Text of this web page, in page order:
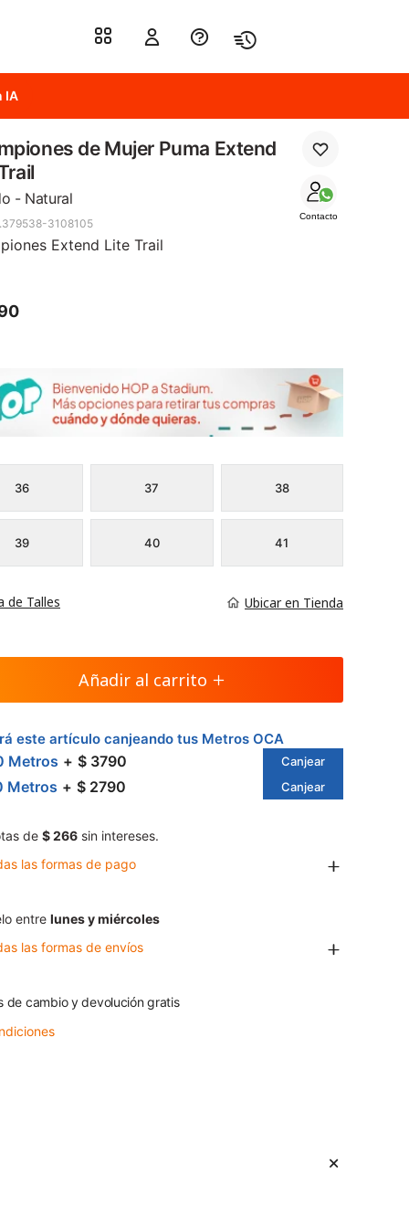
IA
de Mujer Puma Extend
- Natural
Contacto
3108105
Extend Lite Trail
36 37 38
39 40 41
de Talles Ubicar en Tienda
Añadir al carrito
este artículo canjeando tus Metros OCA
Metros $ 3790 Canjear
Metros $ 2790 Canjear
de $ 266 sin intereses.
las formas de pago
entre lunes y miércoles
las formas de envíos
de cambio y devolución gratis